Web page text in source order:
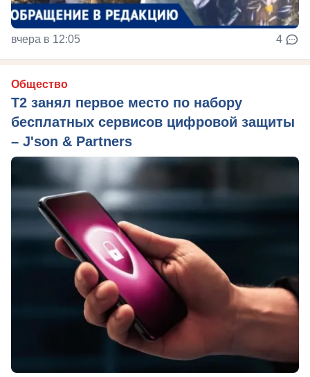
вчера в 12:05 4
Общество
Т2 занял первое место по набору
бесплатных сервисов цифровой защиты
– J'son & Partners